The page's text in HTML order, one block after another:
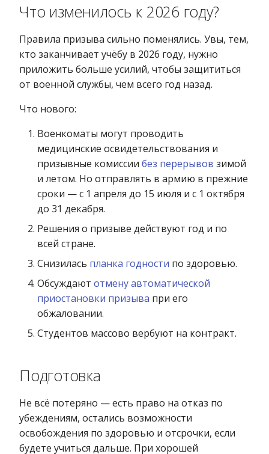
Что изменилось к 2026 году?
Правила призыва сильно поменялись. Увы, тем,
кто заканчивает учёбу в 2026 году, нужно
приложить больше усилий, чтобы защититься
от военной службы, чем всего год назад.
Что нового:
Военкоматы могут проводить
медицинские освидетельствования и
призывные комиссии без перерывов зимой
и летом. Но отправлять в армию в прежние
сроки — с 1 апреля до 15 июля и с 1 октября
до 31 декабря.
Решения о призыве действуют год и по
всей стране.
Снизилась планка годности по здоровью.
Обсуждают отмену автоматической
приостановки призыва при его
обжаловании.
Студентов массово вербуют на контракт.
Подготовка
Не всё потеряно — есть право на отказ по
убеждениям, остались возможности
освобождения по здоровью и отсрочки, если
будете учиться дальше. При хорошей